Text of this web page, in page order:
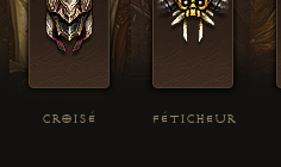
CROISÉ FÉTICHEUR